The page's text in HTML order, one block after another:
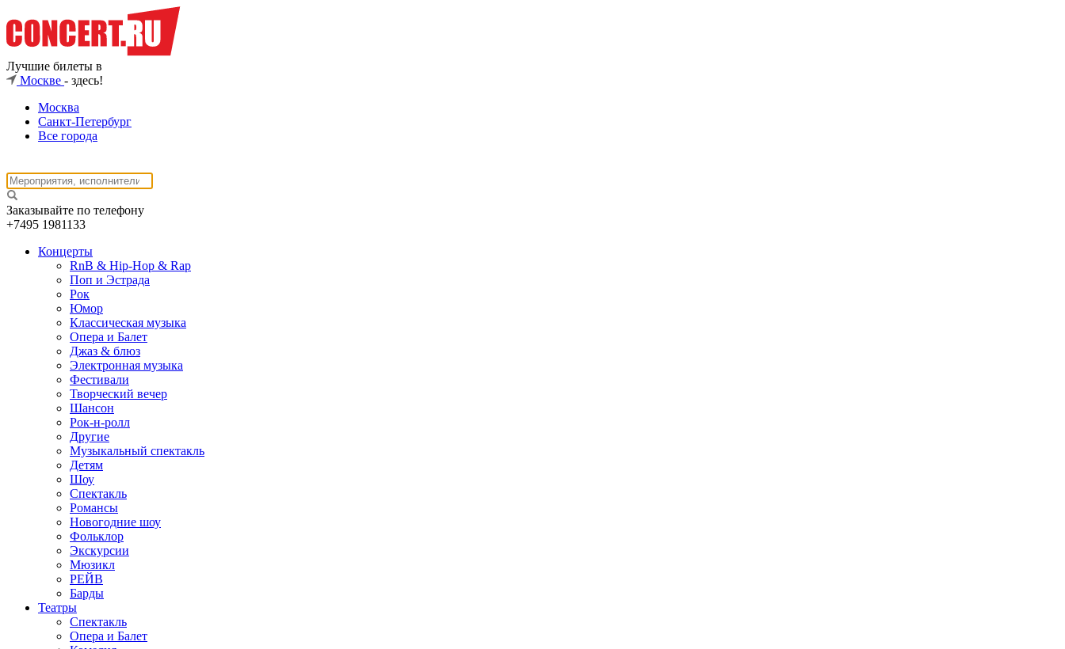
Лучшие билеты в
Москве - здесь!
Москва
Санкт-Петербург
Все города
Заказывайте по телефону
+7495 1981133
Концерты
RnB & Hip-Hop & Rap
Поп и Эстрада
Рок
Юмор
Классическая музыка
Опера и Балет
Джаз & блюз
Электронная музыка
Фестивали
Творческий вечер
Шансон
Рок-н-ролл
Другие
Музыкальный спектакль
Детям
Шоу
Спектакль
Романсы
Новогодние шоу
Фольклор
Экскурсии
Мюзикл
РЕЙВ
Барды
Театры
Спектакль
Опера и Балет